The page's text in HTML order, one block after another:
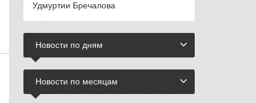
Удмуртии Бречалова
Новости по дням
Новости по месяцам